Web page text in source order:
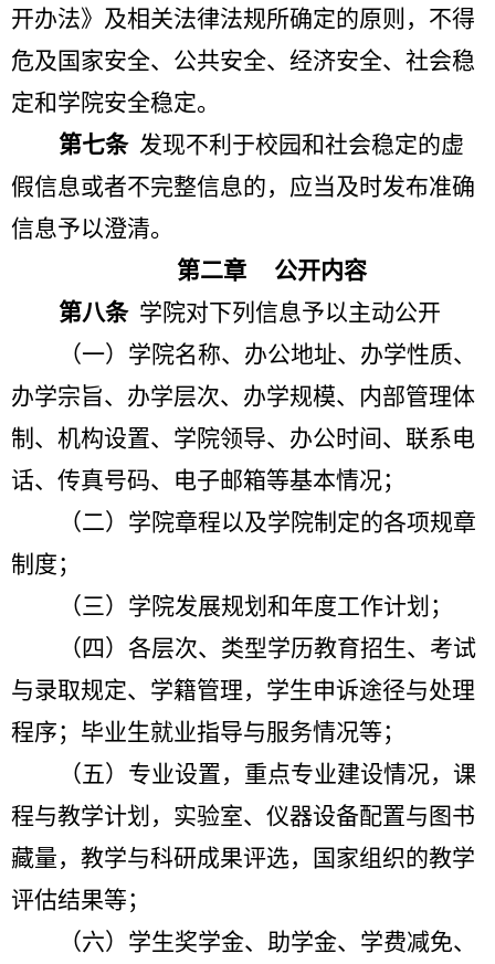
开办法》及相关法律法规所确定的原则，不得
危及国家安全、公共安全、经济安全、社会稳
定和学院安全稳定。
第七条 发现不利于校园和社会稳定的虚
假信息或者不完整信息的，应当及时发布准确
信息予以澄清。
第二章
公开内容
第八条 学院对下列信息予以主动公开
（一）学院名称、办公地址、办学性质、
办学宗旨、办学层次、办学规模、内部管理体
制、机构设置、学院领导、办公时间、联系电
话、传真号码、电子邮箱等基本情况；
（二）学院章程以及学院制定的各项规章
制度；
（三）学院发展规划和年度工作计划；
（四）各层次、类型学历教育招生、考试
与录取规定、学籍管理，学生申诉途径与处理
程序；毕业生就业指导与服务情况等；
（五）专业设置，重点专业建设情况，课
程与教学计划，实验室、仪器设备配置与图书
藏量，教学与科研成果评选，国家组织的教学
评估结果等；
（六）学生奖学金、助学金、学费减免、